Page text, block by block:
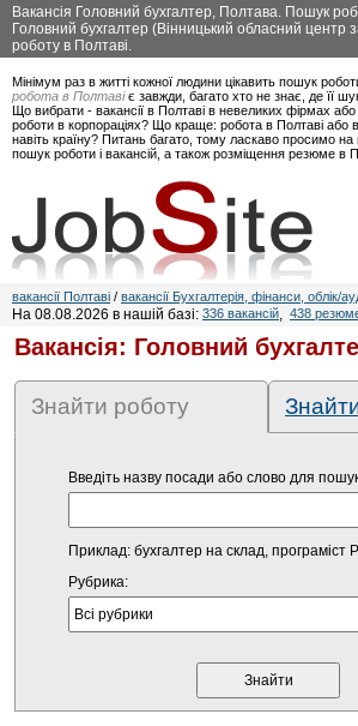
Вакансія Головний бухгалтер, Полтава. Пошук
Головний бухгалтер (Вінницький обласний центр
роботу в Полтаві.
Мінімум раз в житті кожної людини цікавить пошук
робота в Полтавіє завжди, багато хто не знає, де її
Що вибрати - вакансії в Полтаві в невеликих фірмах
роботи в корпораціях? Що краще: робота в Полтаві або
навіть країну? Питань багато, тому ласкаво просимо на
пошук роботи і вакансій, а також розміщення резюме в
вакансії Полтаві / вакансії Бухгалтерія, фінанси, облік/
На 08.08.2026 в нашій базі: 336 вакансій, 438
Вакансія: Головний
Знайти роботу
Введіть назву посади або слово для
Приклад: бухгалтер на склад, програміст
Рубрика: